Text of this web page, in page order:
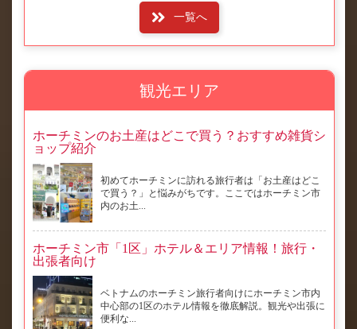
一覧へ
観光エリア
ホーチミンのお土産はどこで買う？おすすめ雑貨シ
ョップ紹介
初めてホーチミンに訪れる旅行者は「お土産はどこ
で買う？」と悩みがちです。ここではホーチミン市
内のお土...
ホーチミン市「1区」ホテル＆エリア情報！旅行・
出張者向け
ベトナムのホーチミン旅行者向けにホーチミン市内
中心部の1区のホテル情報を徹底解説。観光や出張に
便利な...